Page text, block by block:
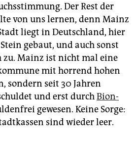
Der Rest der
von uns lernen, denn Mainz
liegt in Deutschland, hier
gebaut, und auch sonst
zu. Mainz ist nicht mal eine
mit horrend hohen
sondern seit 30 Jahren
und erst durchBion­
gewesen. Keine Sorge:
sind wieder leer.